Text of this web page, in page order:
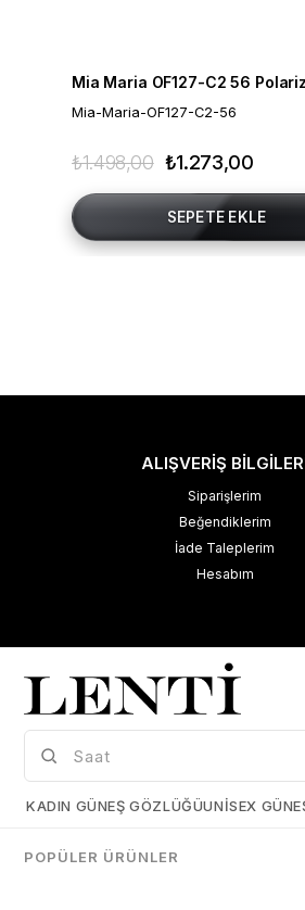
Mia-Maria-OF127-C2-56
₺1.273,00
₺1.498,00
SEPETE EKLE
ALIŞVERİŞ
Siparişlerim
Beğendiklerim
İade Taleplerim
Hesabım
Çerez Kullanımı
kullanmaktayız. Detaylı bilgi için kişisel
açıklama metnimizi inceleyebilirsiniz.
KADIN GÜNEŞ GÖZLÜĞÜUNISEX
POPÜLER ÜRÜNLER